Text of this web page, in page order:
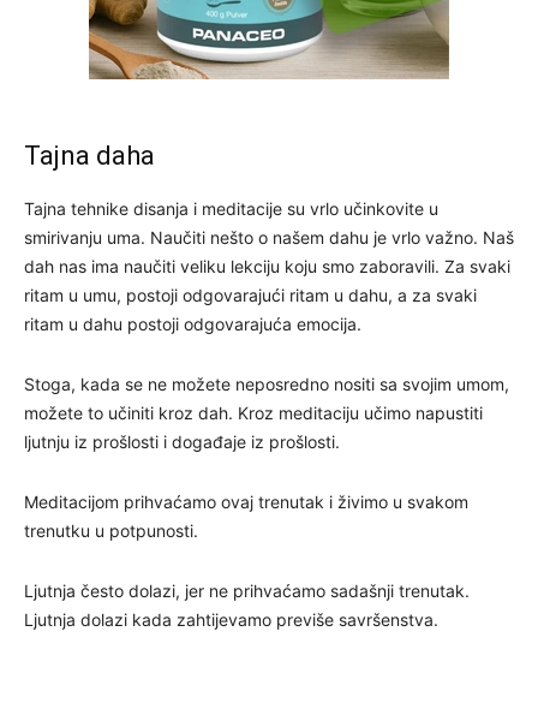
Tajna daha
Tajna tehnike disanja i meditacije su vrlo učinkovite u
smirivanju uma. Naučiti nešto o našem dahu je vrlo važno. Naš
dah nas ima naučiti veliku lekciju koju smo zaboravili. Za svaki
ritam u umu, postoji odgovarajući ritam u dahu, a za svaki
ritam u dahu postoji odgovarajuća emocija.
Stoga, kada se ne možete neposredno nositi sa svojim umom,
možete to učiniti kroz dah. Kroz meditaciju učimo napustiti
ljutnju iz prošlosti i događaje iz prošlosti.
Meditacijom prihvaćamo ovaj trenutak i živimo u svakom
trenutku u potpunosti.
Ljutnja često dolazi, jer ne prihvaćamo sadašnji trenutak.
Ljutnja dolazi kada zahtijevamo previše savršenstva.